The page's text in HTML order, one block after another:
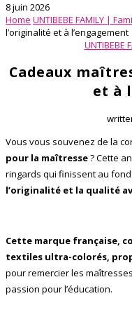
8 juin 2026
Home UNTIBEBE FAMILY |
l’originalité et à l’engagement
UNTIBEBE
Cadeaux
et à
Vous vous souvenez de la
pour la maîtresse? Cette
ringards qui finissent au fond
l’originalité et la qualité
Cette marque française,
textiles ultra-colorés,
pour remercier les
passion pour l’éducation.